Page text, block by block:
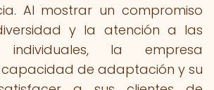
Al mostrar un compromiso
y la atención a las
individuales, la empresa
de adaptación y su